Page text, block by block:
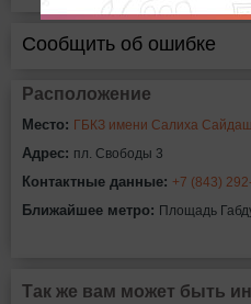
Сообщить об ошибке
Расположение
Место: ГБКЗ имени Салиха
Адрес: пл. Свободы 3
Контактные данные: +7 (843)
Ближайшее метро: Площадь
Так же вам может быть